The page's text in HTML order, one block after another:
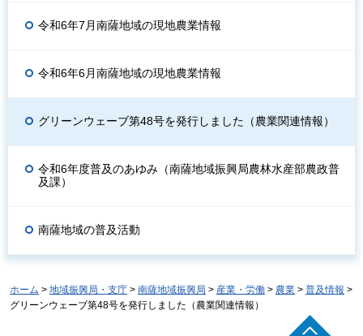
令和6年7月南薩地域の現地農業情報
令和6年6月南薩地域の現地農業情報
グリーンウェーブ第48号を発行しました（農業関連情報）
令和6年度普及のあゆみ（南薩地域振興局農林水産部農政普
及課）
南薩地域の普及活動
ホーム > 地域振興局・支庁 > 南薩地域振興局 > 産業・労働 > 農業 > 普及情報 >
グリーンウェーブ第48号を発行しました（農業関連情報）